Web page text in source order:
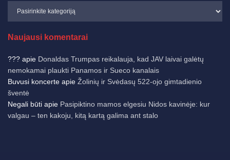
Naujausi komentarai
??? apie Donaldas Trumpas reikalauja, kad JAV laivai galėtų
nemokamai plaukti Panamos ir Sueco kanalais
Buvusi koncerte apie Žolinių ir Svėdasų 522-ojo gimtadienio
šventė
Negali būti apie Pasipiktino mamos elgesiu Nidos kavinėje: kur
valgau – ten kakoju, kitą kartą galima ant stalo